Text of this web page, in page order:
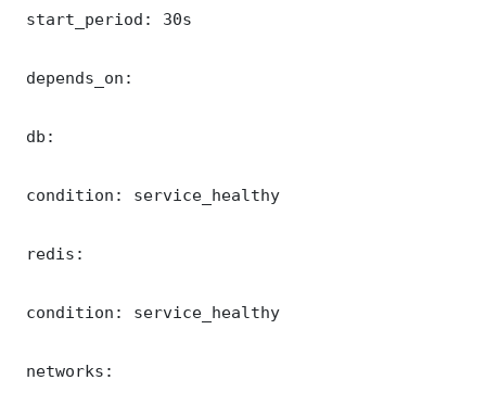
start_period: 30s
depends_on:
db:
condition: service_healthy
redis:
condition: service_healthy
networks: